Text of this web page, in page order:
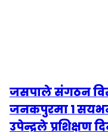
जसपाले संगठन
जनकपुरमा १
उपेन्द्रले प्रशिक्षण